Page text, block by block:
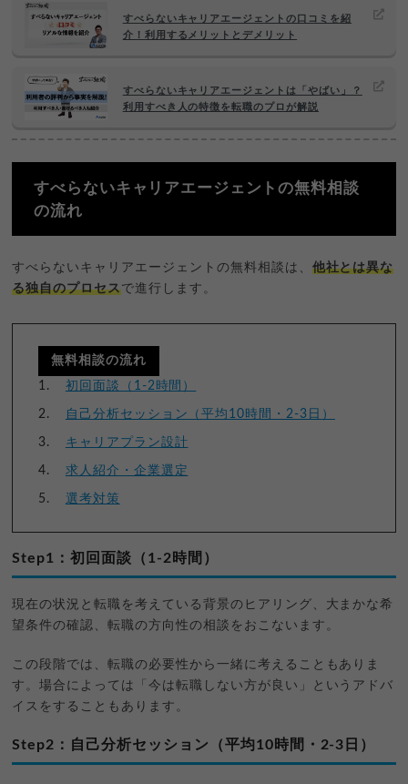
すべらないキャリアエージェントの口コミを紹
介！利用するメリットとデメリット
すべらないキャリアエージェントは「やばい」？
利用すべき人の特徴を転職のプロが解説
すべらないキャリアエージェントの無料相談
の流れ
すべらないキャリアエージェントの無料相談は、 他社とは異な
る独自のプロセスで進行します。
無料相談の流れ
初回面談（1-2時間）
自己分析セッション（平均10時間・2-3日）
キャリアプラン設計
求人紹介・企業選定
選考対策
Step1：初回面談（1-2時間）
現在の状況と転職を考えている背景のヒアリング、大まかな希
望条件の確認、転職の方向性の相談をおこないます。
この段階では、転職の必要性から一緒に考えることもありま
す。場合によっては「今は転職しない方が良い」というアドバ
イスをすることもあります。
Step2：自己分析セッション（平均10時間・2-3日）